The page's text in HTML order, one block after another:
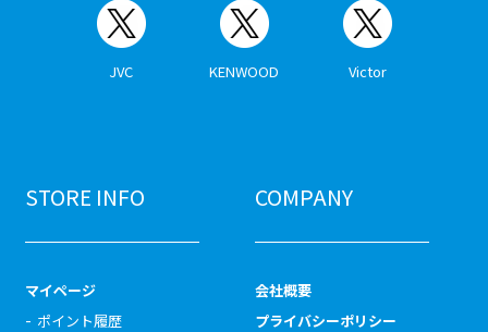
JVC KENWOOD Victor
STORE INFO
マイページ
ポイント履歴
COMPANY
会社概要
プライバシーポリシー